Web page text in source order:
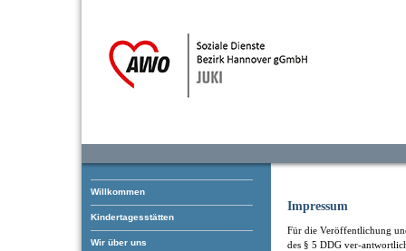
Willkommen
Kindertagesstätten
Wir über uns
Impressum
Für die Veröffentlichung
des § 5 DDG ver-